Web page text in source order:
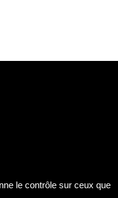
le contrôle sur ceux que